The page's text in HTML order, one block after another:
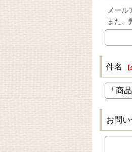
メール
また、
件名 [
お問